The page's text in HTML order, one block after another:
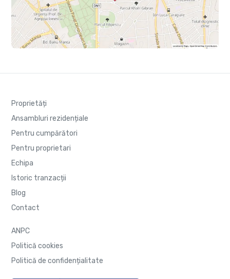
Proprietăți
Ansambluri rezidențiale
Pentru cumpărători
Pentru proprietari
Echipa
Istoric tranzacții
Blog
Contact
ANPC
Politică cookies
Politică de confidențialitate